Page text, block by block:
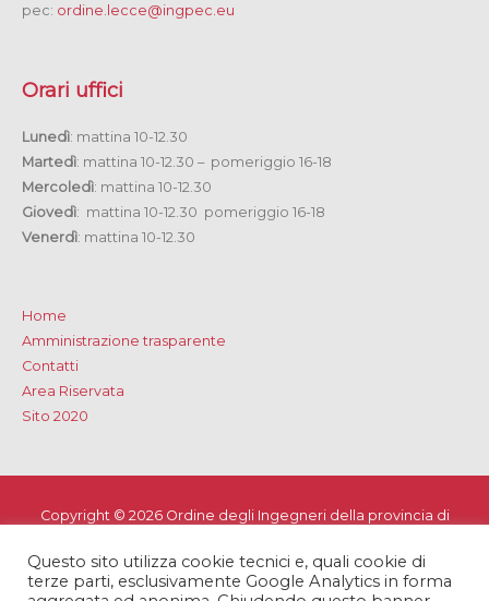
pec: ordine.lecce@ingpec.eu
Orari uffici
Lunedì: mattina 10-12.30
Martedì: mattina 10-12.30 – pomeriggio 16-18
Mercoledì: mattina 10-12.30
Giovedì: mattina 10-12.30 pomeriggio 16-18
Venerdì: mattina 10-12.30
Home
Amministrazione trasparente
Contatti
Area Riservata
Sito 2020
Copyright © 2026 Ordine degli Ingegneri della provincia di
Privacy e Cookie Policy-Note Legali -Dichiarazione di
accessibilità
Questo sito utilizza cookie tecnici e, quali cookie di
terze parti, esclusivamente Google Analytics in forma